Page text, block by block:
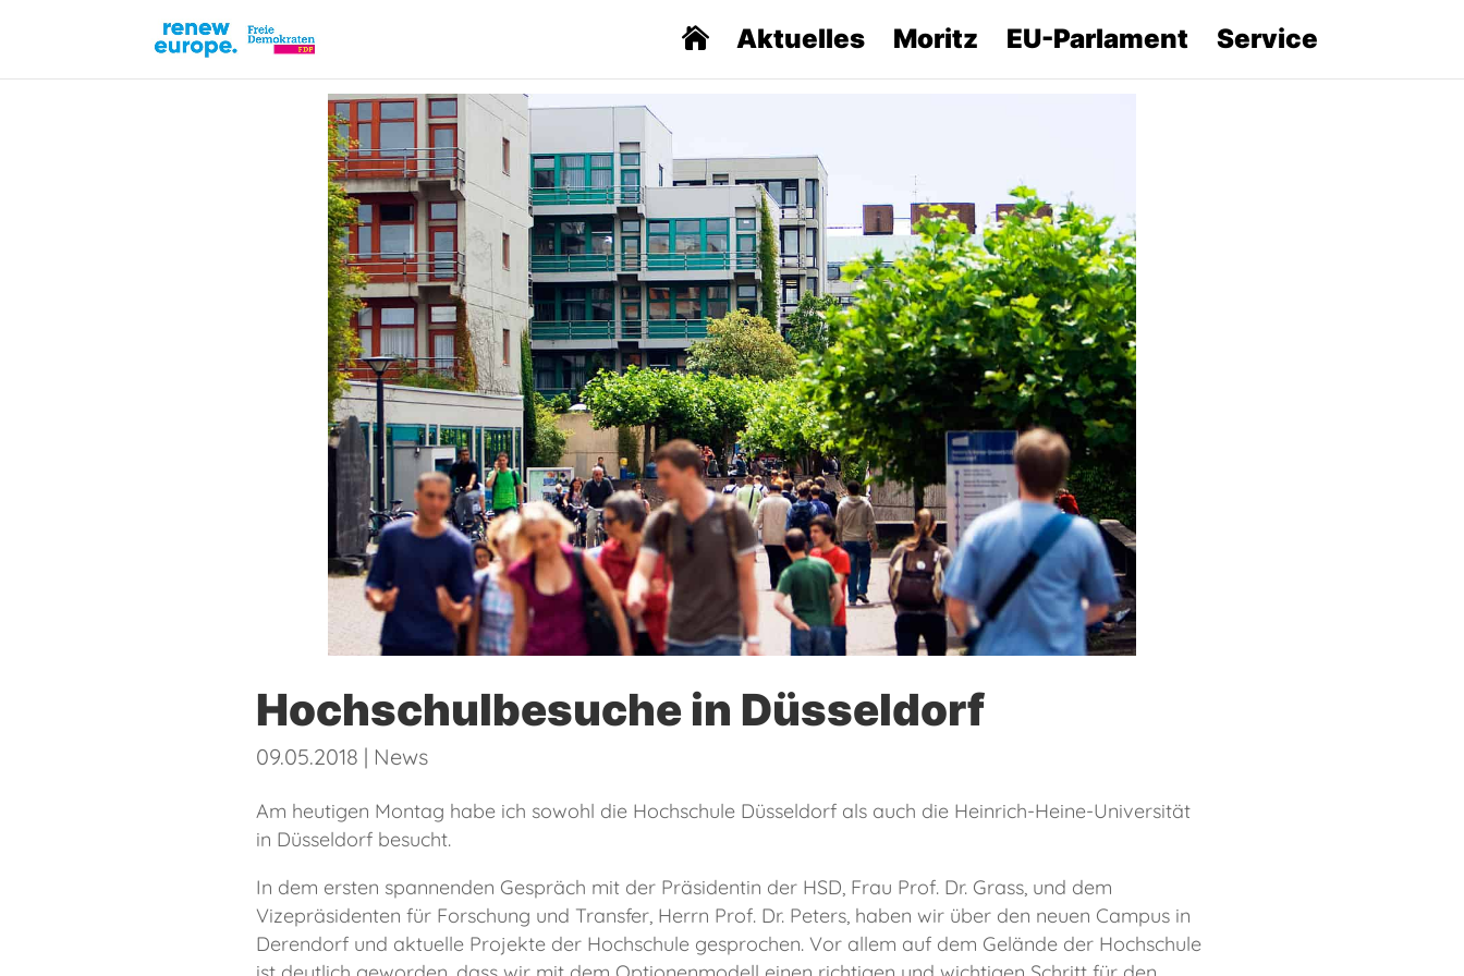
Aktuelles Moritz EU-Parlament Service
Hochschulbesuche in Düsseldorf
09.05.2018 | News
Am heutigen Montag habe ich sowohl die Hochschule Düsseldorf als auch die Heinrich-Heine-Universität
in Düsseldorf besucht.
In dem ersten spannenden Gespräch mit der Präsidentin der HSD, Frau Prof. Dr. Grass, und dem
Vizepräsidenten für Forschung und Transfer, Herrn Prof. Dr. Peters, haben wir über den neuen Campus in
Derendorf und aktuelle Projekte der Hochschule gesprochen. Vor allem auf dem Gelände der Hochschule